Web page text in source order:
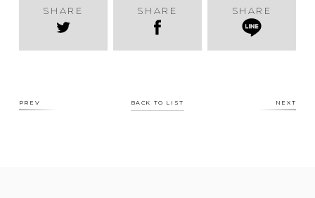
SHARE SHARE SHARE
PREV BACK TO LIST NEXT